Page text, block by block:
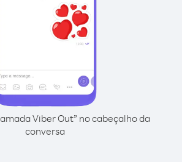
Viber Out” no cabeçalho da
conversa